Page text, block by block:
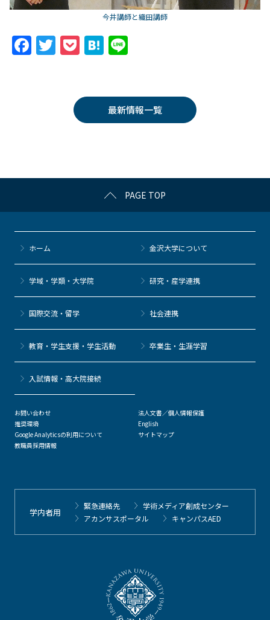
今井講師と織田講師
F
k
T
er
P
k
et
H
n
a
最新情報一覧
PAGE TOP
ホーム 金沢大学について
学域・学類・大学院 研究・産学連携
国際交流・留学 社会連携
教育・学生支援・学生活動 卒業生・生涯学習
⼊試情報・高大院接続
お問い合わせ
推奨環境
Google Analyticsの利用について
教職員採用情報
法人文書／個人情報保護
English
サイトマップ
学内者用
緊急連絡先
学術メディア創成センター
アカンサスポータル
キャンパスAED